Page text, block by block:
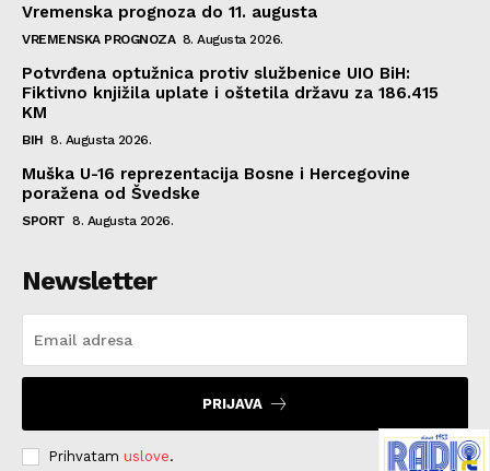
Vremenska prognoza do 11. augusta
VREMENSKA PROGNOZA 8. Augusta 2026.
Potvrđena optužnica protiv službenice UIO BiH:
Fiktivno knjižila uplate i oštetila državu za 186.415
KM
BIH 8. Augusta 2026.
Muška U-16 reprezentacija Bosne i Hercegovine
poražena od Švedske
SPORT 8. Augusta 2026.
Newsletter
PRIJAVA
Prihvatam uslove.